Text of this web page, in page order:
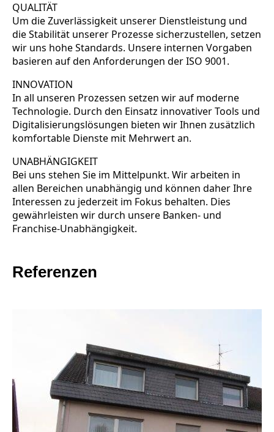
QUALITÄT
Um die Zuverlässigkeit unserer Dienstleistung und
die Stabilität unserer Prozesse sicherzustellen, setzen
wir uns hohe Standards. Unsere internen Vorgaben
basieren auf den Anforderungen der ISO 9001.
INNOVATION
In all unseren Prozessen setzen wir auf moderne
Technologie. Durch den Einsatz innovativer Tools und
Digitalisierungslösungen bieten wir Ihnen zusätzlich
komfortable Dienste mit Mehrwert an.
UNABHÄNGIGKEIT
Bei uns stehen Sie im Mittelpunkt. Wir arbeiten in
allen Bereichen unabhängig und können daher Ihre
Interessen zu jederzeit im Fokus behalten. Dies
gewährleisten wir durch unsere Banken- und
Franchise-Unabhängigkeit.
Referenzen